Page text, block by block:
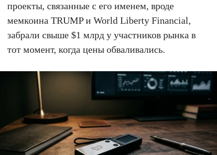
проекты, связанные с его именем, вроде
мемкоина TRUMP и World Liberty Financial,
забрали свыше $1 млрд у участников рынка в
тот момент, когда цены обваливались.